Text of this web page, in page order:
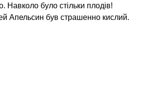
Навколо було стільки плодів!
Апельсин був страшенно кислий.